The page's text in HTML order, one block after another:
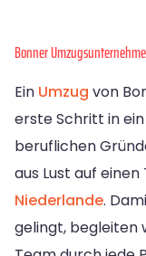
Bonner
Ein Umzug von
erste Schritt in
beruflichen
aus Lust auf
Niederlande.
gelingt, begleiten